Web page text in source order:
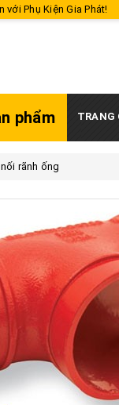
với Phụ Kiện Gia Phát!
phẩm TRANG
rãnh ống